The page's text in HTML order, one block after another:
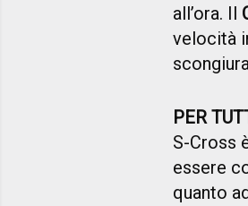
all’ora. Il
velocità
PER
S-Cross
essere
quanto